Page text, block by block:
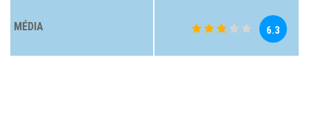
MÉDIA 6.3